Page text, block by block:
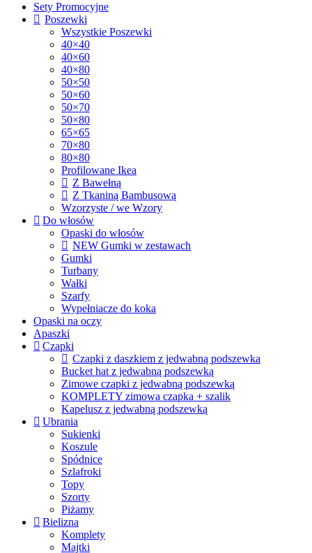
Sety Promocyjne
Poszewki
Wszystkie Poszewki
40×40
40×60
40×80
50×50
50×60
50×70
50×80
65×65
70×80
80×80
Profilowane Ikea
Z Bawełną
Z Tkaniną Bambusową
Wzorzyste / we Wzory
Do włosów
Opaski do włosów
NEW Gumki w zestawach
Gumki
Turbany
Wałki
Szarfy
Wypełniacze do koka
Opaski na oczy
Apaszki
Czapki
Czapki z daszkiem z jedwabną podszewka
Bucket hat z jedwabną podszewką
Zimowe czapki z jedwabną podszewką
KOMPLETY zimowa czapka + szalik
Kapelusz z jedwabną podszewką
Ubrania
Sukienki
Koszule
Spódnice
Szlafroki
Topy
Szorty
Piżamy
Bielizna
Komplety
Majtki